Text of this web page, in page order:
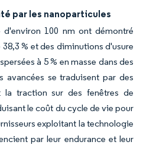
par les nanoparticules
d'environ 100 nm ont démontré
% et des diminutions d'usure
à 5 % en masse dans des
avancées se traduisent par des
la traction sur des fenêtres de
le coût du cycle de vie pour
exploitant la technologie
par leur endurance et leur